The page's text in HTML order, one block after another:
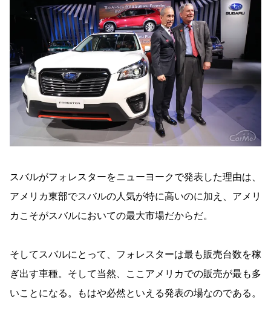
スバルがフォレスターをニューヨークで発表した理由は、
アメリカ東部でスバルの人気が特に高いのに加え、アメリ
カこそがスバルにおいての最大市場だからだ。
そしてスバルにとって、フォレスターは最も販売台数を稼
ぎ出す車種。そして当然、ここアメリカでの販売が最も多
いことになる。もはや必然といえる発表の場なのである。